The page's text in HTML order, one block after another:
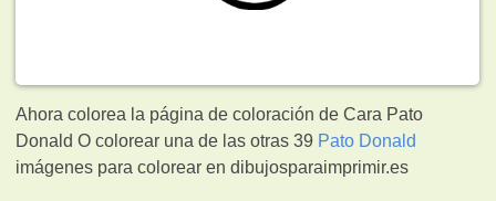
Ahora colorea la página de coloración de Cara Pato
Donald O colorear una de las otras 39 Pato Donald
imágenes para colorear en dibujosparaimprimir.es